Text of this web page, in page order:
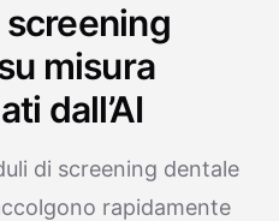
misura
dall’AI
di screening dentale
rapidamente